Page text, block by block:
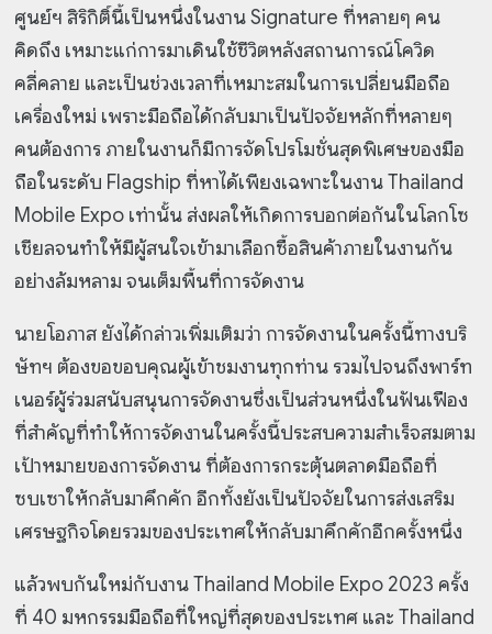
ศูนย์ฯ สิริกิติ์นี้เป็นหนึ่งในงาน Signature ที่หลายๆ คน
คิดถึง เหมาะแก่การมาเดินใช้ชีวิตหลังสถานการณ์โควิด
คลี่คลาย และเป็นช่วงเวลาที่เหมาะสมในการเปลี่ยนมือถือ
เครื่องใหม่ เพราะมือถือได้กลับมาเป็นปัจจัยหลักที่หลายๆ
คนต้องการ ภายในงานก็มีการจัดโปรโมชั่นสุดพิเศษของมือ
ถือในระดับ Flagship ที่หาได้เพียงเฉพาะในงาน Thailand
Mobile Expo เท่านั้น ส่งผลให้เกิดการบอกต่อกันในโลกโซ
เชียลจนทำให้มีผู้สนใจเข้ามาเลือกซื้อสินค้าภายในงานกัน
อย่างล้มหลาม จนเต็มพื้นที่การจัดงาน
นายโอภาส ยังได้กล่าวเพิ่มเติมว่า การจัดงานในครั้งนี้ทางบริ
ษัทฯ ต้องขอขอบคุณผู้เข้าชมงานทุกท่าน รวมไปจนถึงพาร์ท
เนอร์ผู้ร่วมสนับสนุนการจัดงานซึ่งเป็นส่วนหนึ่งในฟันเฟือง
ที่สำคัญที่ทำให้การจัดงานในครั้งนี้ประสบความสำเร็จสมตาม
เป้าหมายของการจัดงาน ที่ต้องการกระตุ้นตลาดมือถือที่
ซบเซาให้กลับมาคึกคัก อีกทั้งยังเป็นปัจจัยในการส่งเสริม
เศรษฐกิจโดยรวมของประเทศให้กลับมาคึกคักอีกครั้งหนึ่ง
แล้วพบกันใหม่กับงาน Thailand Mobile Expo 2023 ครั้ง
ที่ 40 มหกรรมมือถือที่ใหญ่ที่สุดของประเทศ และ Thailand